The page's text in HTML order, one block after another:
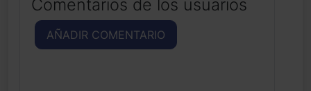
Comentarios de los usuarios
AÑADIR COMENTARIO